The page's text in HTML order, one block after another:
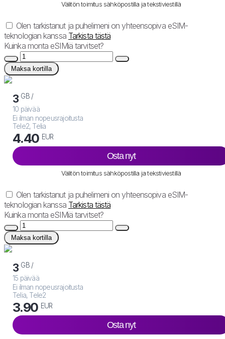
Välitön toimitus sähköpostilla ja tekstiviestillä
Olen tarkistanut ja puhelimeni on yhteensopiva eSIM-
teknologian kanssa Tarkista tästä
Kuinka monta eSIMiä tarvitset?
Maksa kortilla
3 GB /
10 päivää
Ei ilman nopeusrajoitusta
Tele2, Telia
4.40 EUR
Osta nyt
Välitön toimitus sähköpostilla ja tekstiviestillä
Olen tarkistanut ja puhelimeni on yhteensopiva eSIM-
teknologian kanssa Tarkista tästä
Kuinka monta eSIMiä tarvitset?
Maksa kortilla
3 GB /
15 päivää
Ei ilman nopeusrajoitusta
Telia, Tele2
3.90 EUR
Osta nyt